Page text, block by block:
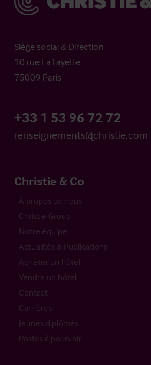
Siège social & Direction
10 rue La Fayette
75009 Paris
+33 1 53 96 72 72
renseignements@christie.com
Christie & Co
À propos de nous
Christie Group
Notre équipe
Actualités & Publications
Acheter un hôtel
Vendre un hôtel
Contact
Carrières
Jeunes diplômés
Postes à pourvoir